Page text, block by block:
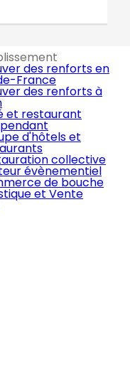
des renforts en
France
des renforts à
et restaurant
d'hôtels et
collective
évènementiel
de bouche
et Vente